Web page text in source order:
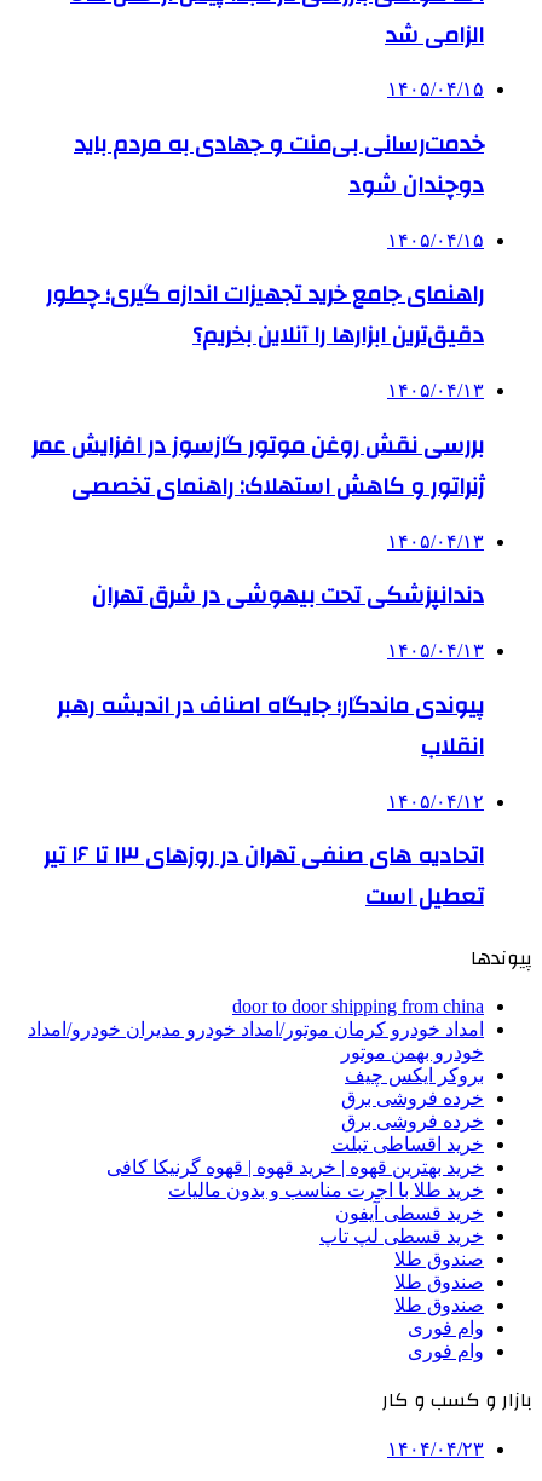
الزامی شد
۱۴۰۵/۰۴/۱۵
خدمت‌رسانی بی‌منت و جهادی به مردم باید
دوچندان شود
۱۴۰۵/۰۴/۱۵
راهنمای جامع خرید تجهیزات اندازه گیری؛ چطور
دقیق‌ترین ابزارها را آنلاین بخریم؟
۱۴۰۵/۰۴/۱۳
بررسی نقش روغن موتور گازسوز در افزایش عمر
ژنراتور و کاهش استهلاک: راهنمای تخصصی
۱۴۰۵/۰۴/۱۳
دندانپزشکی تحت بیهوشی در شرق تهران
۱۴۰۵/۰۴/۱۳
پیوندی ماندگار؛ جایگاه اصناف در اندیشه رهبر
انقلاب
۱۴۰۵/۰۴/۱۲
اتحادیه های صنفی تهران در روزهای ۱۳ تا ۱۶ تیر
تعطیل است
پیوندها
door to door shipping from china
امداد خودرو کرمان موتور/امداد خودرو مدیران خودرو/امداد
خودرو بهمن موتور
بروکر ایکس چیف
خرده فروشی برق
خرده فروشی برق
خرید اقساطی تبلت
خرید بهترین قهوه | خرید قهوه | قهوه گرنیکا کافی
خرید طلا با اجرت مناسب و بدون مالیات
خرید قسطی آیفون
خرید قسطی لپ تاپ
صندوق طلا
صندوق طلا
صندوق طلا
وام فوری
وام فوری
بازار و کسب و کار
۱۴۰۴/۰۴/۲۳